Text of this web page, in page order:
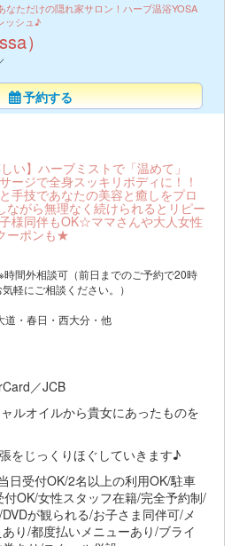
なただけの隠れ家サロン！ハーブ温浴YOSA
ッシュ♪
）
予約する
い】ハーブミストで「温めて」
ージで全身スッキリボディに！！
手技であなたの美容と癒しをプロ
ながら無理なく続けられるとリピー
様同伴もOK☆ママさんや大人女性
ーポンも★
間外相談可（前日までのご予約で20時
軽にご相談ください。）
道・春日・西大分・他
／JCB
ルオイルから貴女にあったものを
をじっくりほぐしていきます♪
日受付OK/2名以上の利用OK/駐車
OK/女性スタッフ在籍/完全予約制/
が観られる/お子さま同伴可/メ
り/都度払いメニューあり/ブライ